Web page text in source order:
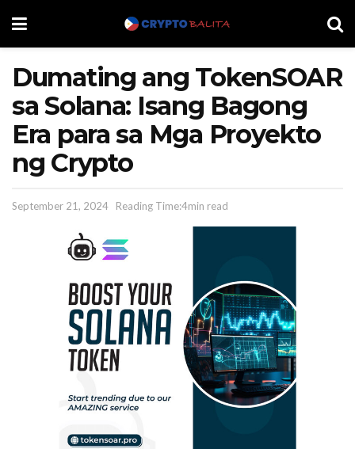
Dumating ang TokenSOAR
sa Solana: Isang Bagong
Era para sa Mga Proyekto
ng Crypto
September 21, 2024 Reading Time:4min read